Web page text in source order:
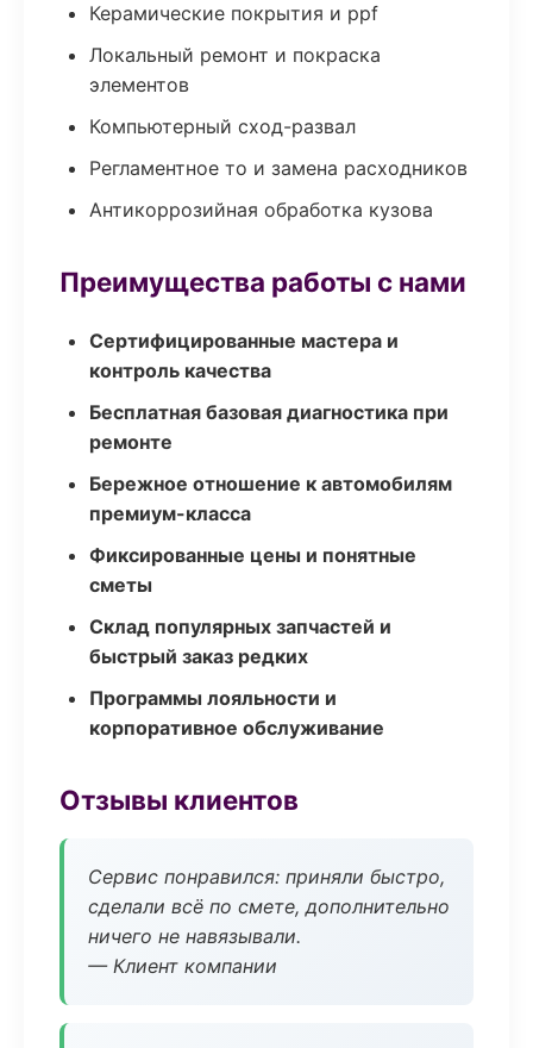
Керамические покрытия и ppf
Локальный ремонт и покраска
элементов
Компьютерный сход-развал
Регламентное то и замена расходников
Антикоррозийная обработка кузова
Преимущества работы с нами
Сертифицированные мастера и
контроль качества
Бесплатная базовая диагностика при
ремонте
Бережное отношение к автомобилям
премиум-класса
Фиксированные цены и понятные
сметы
Склад популярных запчастей и
быстрый заказ редких
Программы лояльности и
корпоративное обслуживание
Отзывы клиентов
Сервис понравился: приняли быстро,
сделали всё по смете, дополнительно
ничего не навязывали.
— Клиент компании